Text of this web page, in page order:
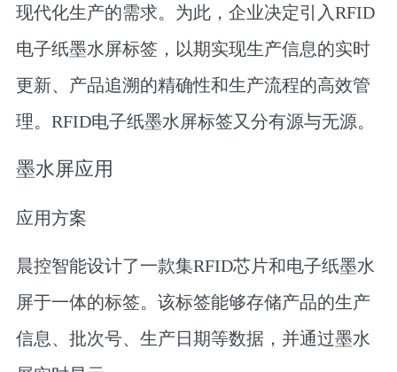
现代化生产的需求。为此，企业决定引入RFID
电子纸墨水屏标签，以期实现生产信息的实时
更新、产品追溯的精确性和生产流程的高效管
理。RFID电子纸墨水屏标签又分有源与无源。
墨水屏应用
应用方案
晨控智能设计了一款集RFID芯片和电子纸墨水
屏于一体的标签。该标签能够存储产品的生产
信息、批次号、生产日期等数据，并通过墨水